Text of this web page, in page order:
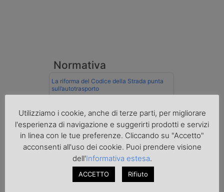
Normativa
La riforma del Codice della Strada punta
sull’autotrasporto
col muletto
Cassazione conferma validità multe per
velocità col cronotachigrafo
La Cassazione conferma la qualifica di
Utilizziamo i cookie, anche di terze parti, per migliorare
l'esperienza di navigazione e suggerirti prodotti e servizi
in linea con le tue preferenze. Cliccando su "Accetto"
acconsenti all'uso dei cookie. Puoi prendere visione
dell'Informativa estesa.
ACCETTO Rifiuto